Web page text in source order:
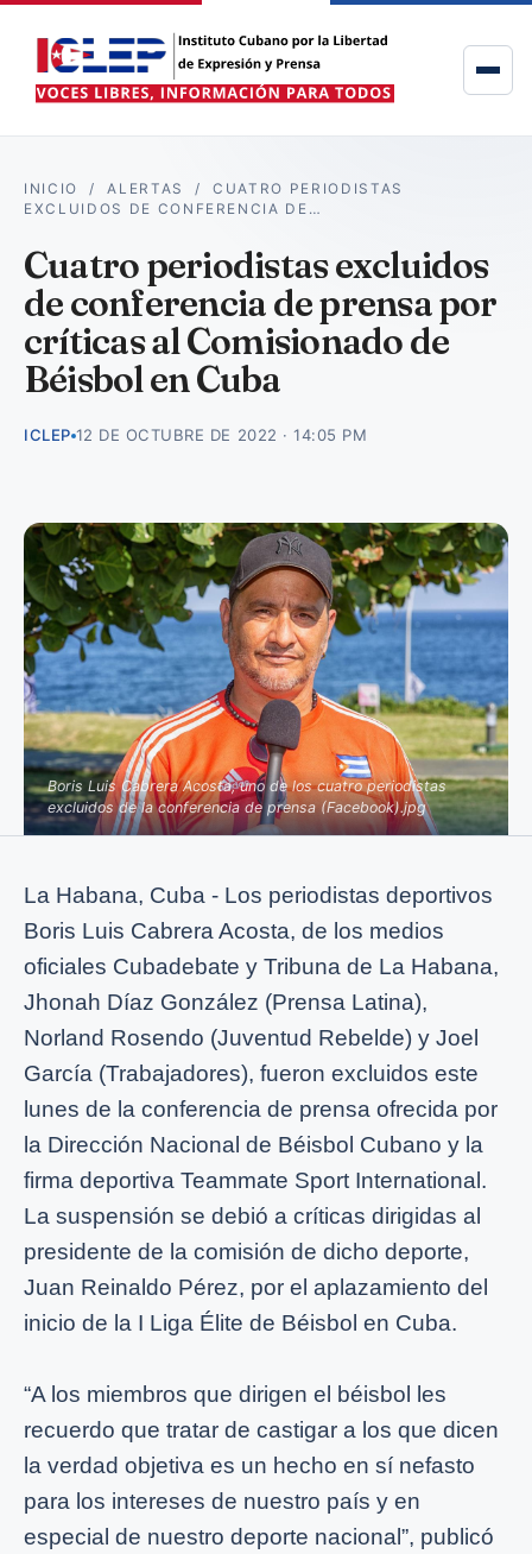
INICIO /ALERTAS /CUATRO PERIODISTAS
EXCLUIDOS DE CONFERENCIA DE…
Cuatro periodistas excluidos
de conferencia de prensa por
críticas al Comisionado de
Béisbol en Cuba
ICLEP 12 DE OCTUBRE DE 2022 · 14:05 PM
Boris Luis Cabrera Acosta, uno de los cuatro periodistas
excluidos de la conferencia de prensa (Facebook).jpg
La Habana, Cuba - Los periodistas deportivos
Boris Luis Cabrera Acosta, de los medios
oficiales Cubadebate y Tribuna de La Habana,
Jhonah Díaz González (Prensa Latina),
Norland Rosendo (Juventud Rebelde) y Joel
García (Trabajadores), fueron excluidos este
lunes de la conferencia de prensa ofrecida por
la Dirección Nacional de Béisbol Cubano y la
firma deportiva Teammate Sport International.
La suspensión se debió a críticas dirigidas al
presidente de la comisión de dicho deporte,
Juan Reinaldo Pérez, por el aplazamiento del
inicio de la I Liga Élite de Béisbol en Cuba.
“A los miembros que dirigen el béisbol les
recuerdo que tratar de castigar a los que dicen
la verdad objetiva es un hecho en sí nefasto
para los intereses de nuestro país y en
especial de nuestro deporte nacional”, publicó